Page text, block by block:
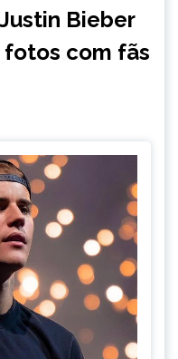
Bieber
fotos com fãs